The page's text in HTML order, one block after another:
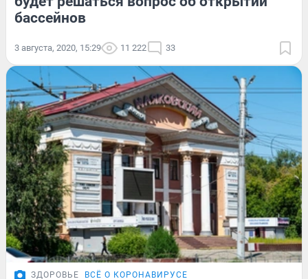
бассейнов
3 августа, 2020, 15:29 11 222 33
ЗДОРОВЬЕ ВСЁ О КОРОНАВИРУСЕ